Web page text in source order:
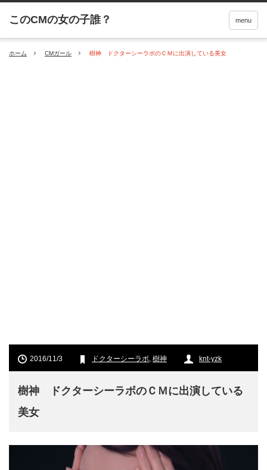
menu
ホーム CMガール 樹神 ドクターシーラボのＣＭに出演している美女
2016/11/3 ドクターシーラボ, 樹神 knt-yzk
樹神 ドクターシーラボのＣＭに出演している
美女